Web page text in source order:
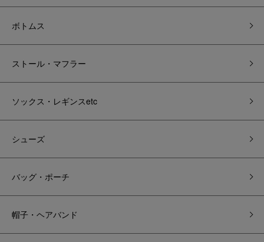
ボトムス
ストール・マフラー
ソックス・レギンスetc
シューズ
バッグ・ポーチ
帽子・ヘアバンド